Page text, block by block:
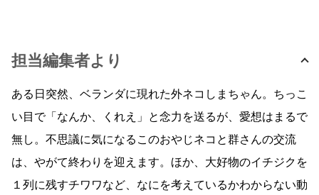
担当編集者より
ある日突然、ベランダに現れた外ネコしまちゃん。ちっこ
い目で「なんか、くれえ」と念力を送るが、愛想はまるで
無し。不思議に気になるこのおやじネコと群さんの交流
は、やがて終わりを迎えます。ほか、大好物のイチジクを
１列に残すチワワなど、なにを考えているかわからない動